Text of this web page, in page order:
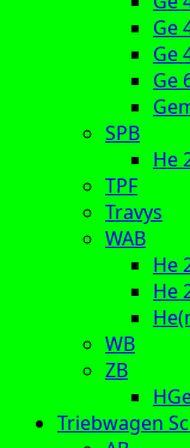
Ge
Ge
Ge
SPB
He
TPF
Travys
WAB
He
He
WB
ZB
Triebwagen